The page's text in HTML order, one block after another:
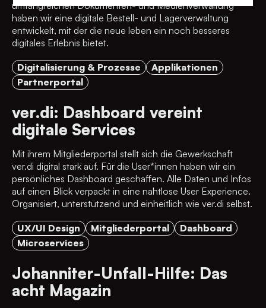
umfangreichen Dokumenten- und Medienverwaltung
haben wir eine digitale Bestell- und Lagerverwaltung
entwickelt, mit der die neue leben ein noch besseres
digitales Erlebnis bietet.
Digitalisierung & Prozesse
Applikationen
Partnerportal
ver.di: Dashboard vereint
digitale Services
Mit ihrem Mitgliederportal stellt sich die Gewerkschaft
ver.di digital stark auf. Für die User*innen haben wir ein
persönliches Dashboard geschaffen. Alle Daten und Infos
auf einen Blick verpackt in eine nahtlose User Experience.
Organisiert, unterstützend und einheitlich wie ver.di selbst.
UX/UI Design Mitgliederportal
Dashboard
Microservices
Johanniter-Unfall-Hilfe: Das
acht Magazin